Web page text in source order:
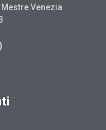
Venezia